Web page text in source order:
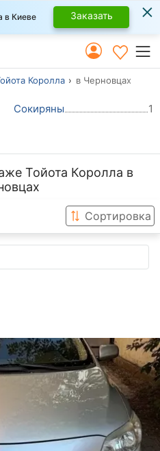
в Киеве Заказать ×
Королла в Черновцах
Сокиряны
1
Тойота Королла в
Сортировка